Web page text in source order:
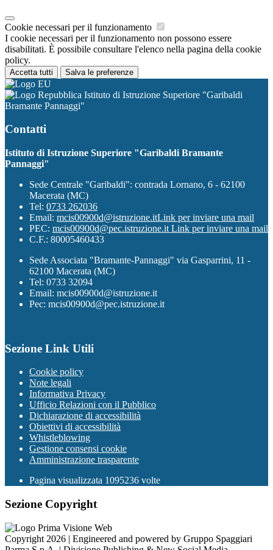
Cookie necessari per il funzionamento
I cookie necessari per il funzionamento non possono essere
disabilitati. È possibile consultare l'elenco nella pagina della cookie
policy.
Accetta tutti Salva le preferenze
Istituto di Istruzione Superiore "Garibaldi
Bramante Pannaggi"
Contatti
Istituto di Istruzione Superiore "Garibaldi Bramante
Pannaggi"
Sede Centrale "Garibaldi": contrada Lornano, 6 - 62100
Macerata (MC)
Tel: 0733 262036
Email: mcis00900d@istruzione.itLink per inviare una mail
PEC: mcis00900d@pec.istruzione.it Link per inviare una mail
C.F.: 80005460433
Sede Associata "Bramante-Pannaggi" via Gasparrini, 11 -
62100 Macerata (MC)
Tel: 0733 32094
Email: mcis00900d@istruzione.it
Pec: mcis00900d@pec.istruzione.it
Sezione Link Utili
Cookie policy
Note legali
Informativa Privacy
Ufficio Relazioni con il Pubblico
Dichiarazione di accessibilità
Obiettivi di accessibilità
Whistleblowing
Gestione consensi cookie
Amministrazione trasparente
Pagina visualizzata 1095236 volte
Sezione Copyright
Copyright 2026 | Engineered and powered by Gruppo Spaggiari